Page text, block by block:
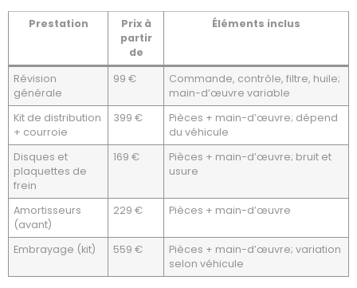
Prestation
Prix à
partir
de
Éléments inclus
Révision
générale
99 €
Commande, contrôle, filtre, huile;
main-d’œuvre variable
Kit de distribution
+ courroie
399 €
Pièces + main-d’œuvre; dépend
du véhicule
Disques et
plaquettes de
frein
169 €
Pièces + main-d’œuvre; bruit et
usure
Amortisseurs
(avant)
229 € Pièces + main-d’œuvre
Embrayage (kit) 559 €
Pièces + main-d’œuvre; variation
selon véhicule